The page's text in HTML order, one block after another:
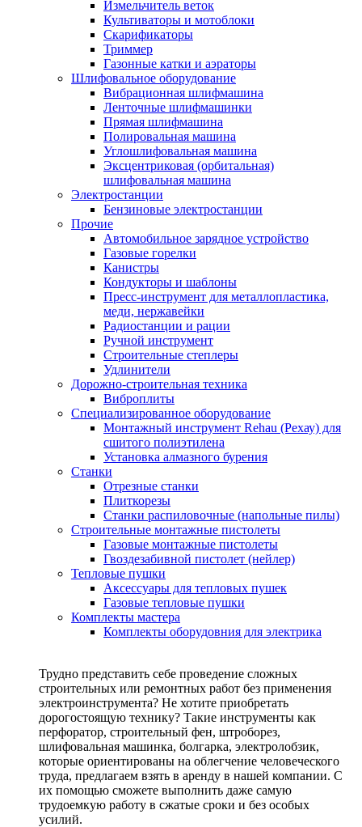
Измельчитель веток
Культиваторы и мотоблоки
Скарификаторы
Триммер
Газонные катки и аэраторы
Шлифовальное оборудование
Вибрационная шлифмашина
Ленточные шлифмашинки
Прямая шлифмашина
Полировальная машина
Углошлифовальная машина
Эксцентриковая (орбитальная)
шлифовальная машина
Электростанции
Бензиновые электростанции
Прочие
Автомобильное зарядное устройство
Газовые горелки
Канистры
Кондукторы и шаблоны
Пресс-инструмент для металлопластика,
меди, нержавейки
Радиостанции и рации
Ручной инструмент
Строительные степлеры
Удлинители
Дорожно-строительная техника
Виброплиты
Специализированное оборудование
Монтажный инструмент Rehau (Рехау) для
сшитого полиэтилена
Установка алмазного бурения
Станки
Отрезные станки
Плиткорезы
Станки распиловочные (напольные пилы)
Строительные монтажные пистолеты
Газовые монтажные пистолеты
Гвоздезабивной пистолет (нейлер)
Тепловые пушки
Аксессуары для тепловых пушек
Газовые тепловые пушки
Комплекты мастера
Комплекты оборудовния для электрика
Трудно представить себе проведение сложных
строительных или ремонтных работ без применения
электроинструмента? Не хотите приобретать
дорогостоящую технику? Такие инструменты как
перфоратор, строительный фен, штроборез,
шлифовальная машинка, болгарка, электролобзик,
которые ориентированы на облегчение человеческого
труда, предлагаем взять в аренду в нашей компании. С
их помощью сможете выполнить даже самую
трудоемкую работу в сжатые сроки и без особых
усилий.